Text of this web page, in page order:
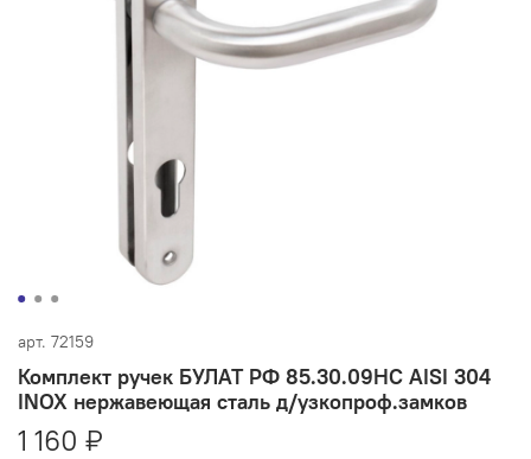
арт. 72159
Комплект ручек БУЛАТ РФ 85.30.09НС AISI 304
INOX нержавеющая сталь д/узкопроф.замков
1 160 ₽